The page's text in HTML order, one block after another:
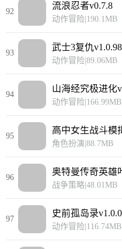
92
流浪忍者v0.7.8
动作冒险 190.1MB
93
武士3复仇v1.0.98
动作冒险 89.06MB
94
山海经究极进化
动作冒险 166.99MB
95
高中女生战斗模
角色扮演 88.7MB
96
奥特曼传奇英雄
9.6.0
战争策略 48.01MB
97
史前孤岛录v1.0.0
动作冒险 116.74MB